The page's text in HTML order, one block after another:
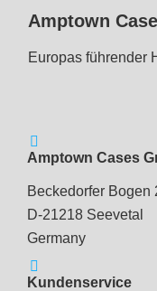
Amptown
Europas führender
Amptown Cases
Beckedorfer Bogen
D-21218 Seevetal
Germany
Kundenservice